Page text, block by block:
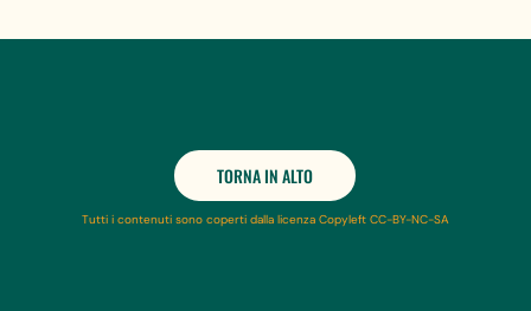
TORNA IN ALTO
Tutti i contenuti sono coperti dalla licenza Copyleft CC-BY-NC-SA